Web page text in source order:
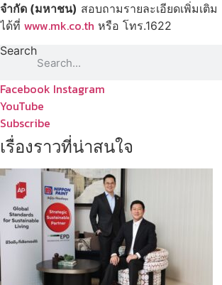
จำกัด (มหาชน) สอบถามรายละเอียดเพิ่มเติม
ได้ที่ www.mk.co.th หรือ โทร.1622
Search
Facebook Instagram
YouTube
Subscribe
เรื่องราวที่น่าสนใจ